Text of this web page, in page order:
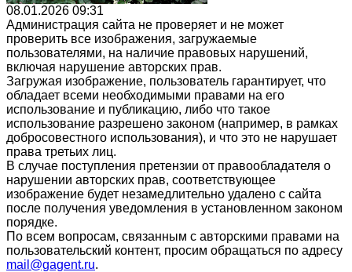
08.01.2026 09:31
Администрация сайта не проверяет и не может
проверить все изображения, загружаемые
пользователями, на наличие правовых нарушений,
включая нарушение авторских прав.
Загружая изображение, пользователь гарантирует, что
обладает всеми необходимыми правами на его
использование и публикацию, либо что такое
использование разрешено законом (например, в рамках
добросовестного использования), и что это не нарушает
права третьих лиц.
В случае поступления претензии от правообладателя о
нарушении авторских прав, соответствующее
изображение будет незамедлительно удалено с сайта
после получения уведомления в установленном законом
порядке.
По всем вопросам, связанным с авторскими правами на
пользовательский контент, просим обращаться по адресу
mail@gagent.ru.